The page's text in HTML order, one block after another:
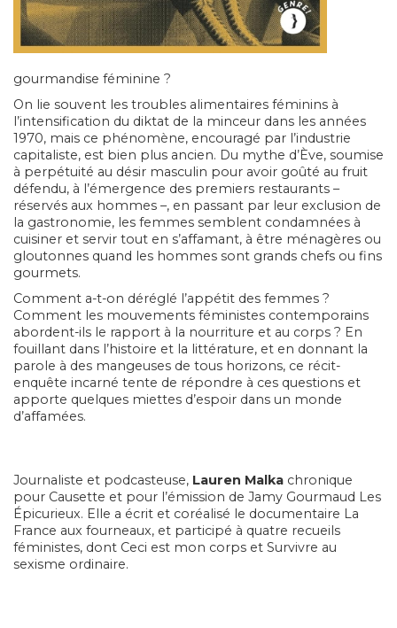
gourmandise féminine ?
On lie souvent les troubles alimentaires féminins à
l’intensification du diktat de la minceur dans les années
1970, mais ce phénomène, encouragé par l’industrie
capitaliste, est bien plus ancien. Du mythe d’Ève, soumise
à perpétuité au désir masculin pour avoir goûté au fruit
défendu, à l’émergence des premiers restaurants –
réservés aux hommes –, en passant par leur exclusion de
la gastronomie, les femmes semblent condamnées à
cuisiner et servir tout en s’affamant, à être ménagères ou
gloutonnes quand les hommes sont grands chefs ou fins
gourmets.
Comment a-t-on déréglé l’appétit des femmes ?
Comment les mouvements féministes contemporains
abordent-ils le rapport à la nourriture et au corps ? En
fouillant dans l’histoire et la littérature, et en donnant la
parole à des mangeuses de tous horizons, ce récit-
enquête incarné tente de répondre à ces questions et
apporte quelques miettes d’espoir dans un monde
d’affamées.
Journaliste et podcasteuse, Lauren Malka chronique
pour Causette et pour l’émission de Jamy Gourmaud Les
Épicurieux. Elle a écrit et coréalisé le documentaire La
France aux fourneaux, et participé à quatre recueils
féministes, dont Ceci est mon corps et Survivre au
sexisme ordinaire.